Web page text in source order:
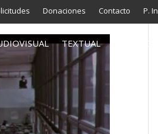
Donaciones Contacto P.
TEXTUAL ARCHIVO